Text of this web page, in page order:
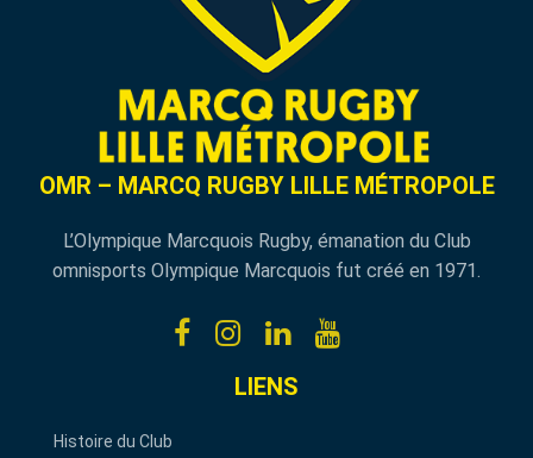
OMR – MARCQ RUGBY LILLE MÉTROPOLE
L’Olympique Marcquois Rugby, émanation du Club
omnisports Olympique Marcquois fut créé en 1971.
LIENS
Histoire du Club